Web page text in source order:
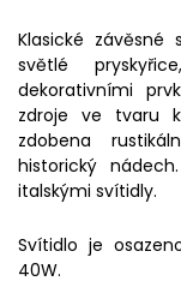
Klasické závěsné
světlé
dekorativními
zdroje ve tvaru
zdobena
historický
italskými svítidly.
Svítidlo je
40W.